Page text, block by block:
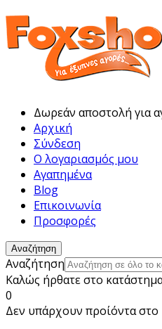
Δωρεάν αποστολή για
Αρχική
Σύνδεση
Ο λογαριασμός μου
Αγαπημένα
Blog
Επικοινωνία
Προσφορές
Αναζήτηση
Αναζήτηση
Καλώς ήρθατε στο
0
Δεν υπάρχουν προίόντα στο